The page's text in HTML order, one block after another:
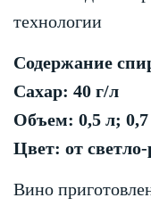
технологии
Содержание
Сахар: 40 г/л
Объем: 0,5 л;
Цвет: от светло-
Вино